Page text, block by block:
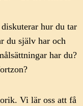
hur du tar
du själv har och
har du?
Vi lär oss att få